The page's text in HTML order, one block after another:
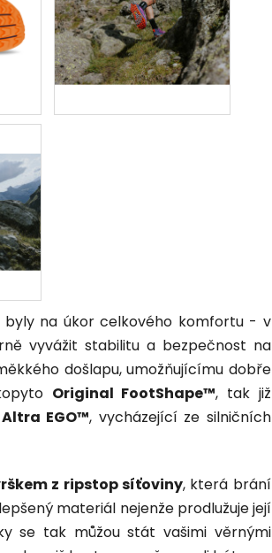
byly na úkor celkového komfortu - v
vyvážit stabilitu a bezpečnost na
došlapu, umožňujícímu dobře
Original FootShape™, tak již
Altra EGO™, vycházející ze silničních
z ripstop síťoviny, která brání
materiál nejenže prodlužuje její
se tak můžou stát vašimi věrnými